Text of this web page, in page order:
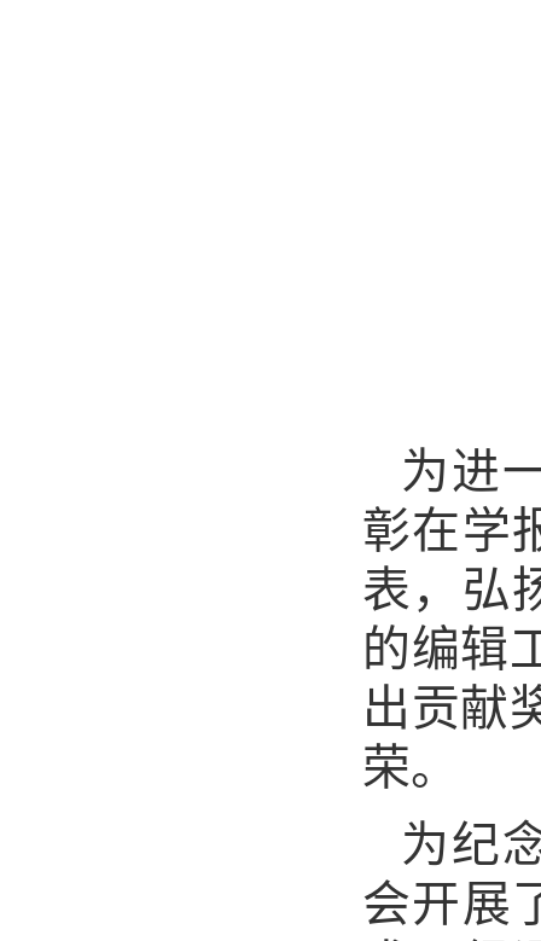
为进
彰在学
表，弘
的编辑
出贡献
荣。
为纪
会开展